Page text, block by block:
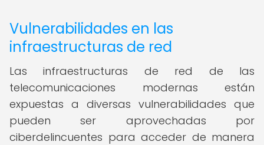
Vulnerabilidades en las
infraestructuras de red
Las infraestructuras de red de las
telecomunicaciones modernas están
expuestas a diversas vulnerabilidades que
pueden ser aprovechadas por
ciberdelincuentes para acceder de manera